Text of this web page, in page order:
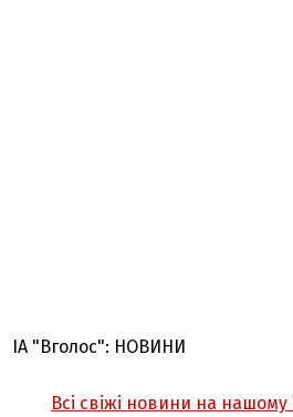
ІА "Вголос": НОВИНИ
Всі свіжі новини на нашому